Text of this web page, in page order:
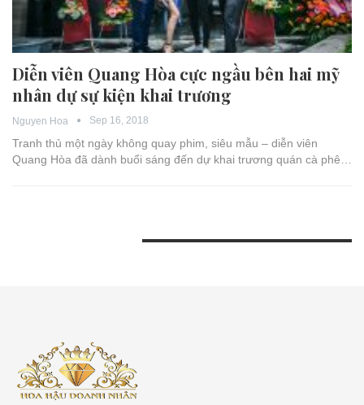
Diễn viên Quang Hòa cực ngầu bên hai mỹ
nhân dự sự kiện khai trương
Nguyen Hoa Sep 16, 2018
Tranh thủ một ngày không quay phim, siêu mẫu – diễn viên
Quang Hòa đã dành buổi sáng đến dự khai trương quán cà phê…